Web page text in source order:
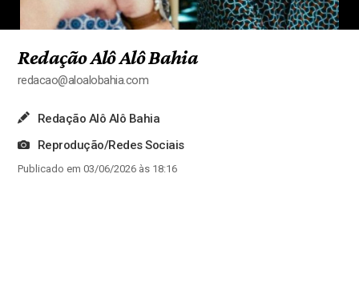
Redação Alô Alô Bahia
redacao@aloalobahia.com
Redação Alô Alô Bahia
Reprodução/Redes Sociais
Publicado em 03/06/2026 às 18:16